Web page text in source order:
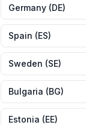
Germany (DE)
Spain (ES)
Sweden (SE)
Bulgaria (BG)
Estonia (EE)